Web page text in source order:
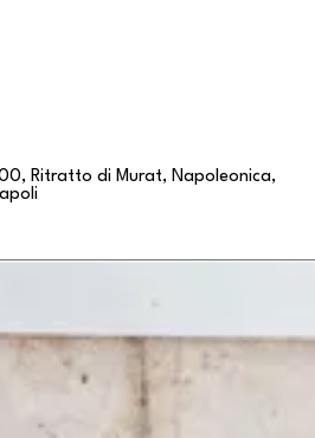
Ritratto di Murat, Napoleonica,